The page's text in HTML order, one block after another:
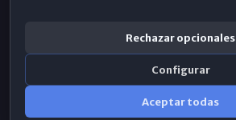
Rechazar opcionales
Configurar
Aceptar todas